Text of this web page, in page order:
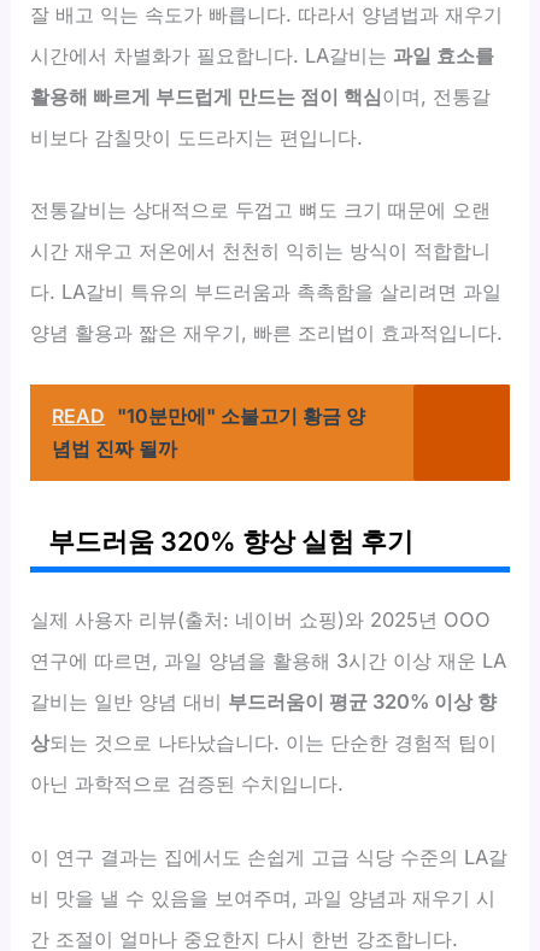
잘 배고 익는 속도가 빠릅니다. 따라서 양념법과 재우기
시간에서 차별화가 필요합니다. LA갈비는 과일 효소를
활용해 빠르게 부드럽게 만드는 점이 핵심이며, 전통갈
비보다 감칠맛이 도드라지는 편입니다.
전통갈비는 상대적으로 두껍고 뼈도 크기 때문에 오랜
시간 재우고 저온에서 천천히 익히는 방식이 적합합니
다. LA갈비 특유의 부드러움과 촉촉함을 살리려면 과일
양념 활용과 짧은 재우기, 빠른 조리법이 효과적입니다.
READ "10분만에" 소불고기 황금 양
념법 진짜 될까
부드러움 320% 향상 실험 후기
실제 사용자 리뷰(출처: 네이버 쇼핑)와 2025년 OOO
연구에 따르면, 과일 양념을 활용해 3시간 이상 재운 LA
갈비는 일반 양념 대비 부드러움이 평균 320% 이상 향
상되는 것으로 나타났습니다. 이는 단순한 경험적 팁이
아닌 과학적으로 검증된 수치입니다.
이 연구 결과는 집에서도 손쉽게 고급 식당 수준의 LA갈
비 맛을 낼 수 있음을 보여주며, 과일 양념과 재우기 시
간 조절이 얼마나 중요한지 다시 한번 강조합니다.